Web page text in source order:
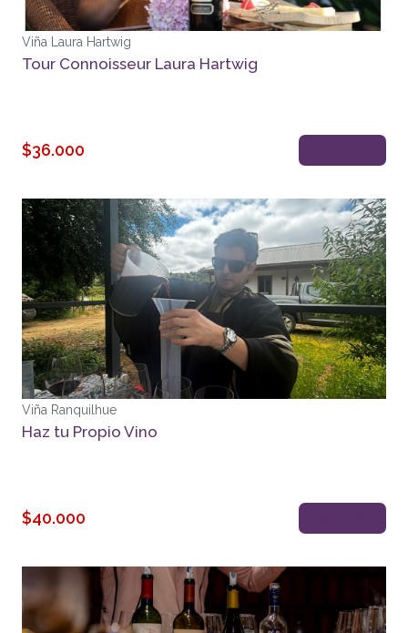
Viña Laura Hartwig
Tour Connoisseur Laura Hartwig
$36.000
Viña Ranquilhue
Haz tu Propio Vino
$40.000